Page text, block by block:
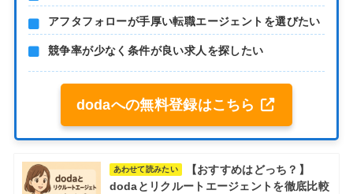
アフタフォローが手厚い転職エージェントを選びたい
競争率が少なく条件が良い求人を探したい
dodaへの無料登録はこちら
あわせて読みたい
【おすすめはどっち？】
dodaとリクルートエージェントを徹底比較